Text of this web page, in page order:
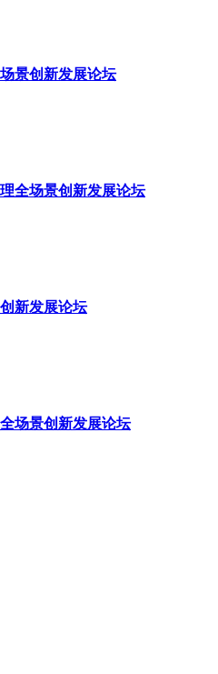
景创新发展论坛
全场景创新发展论坛
新发展论坛
场景创新发展论坛